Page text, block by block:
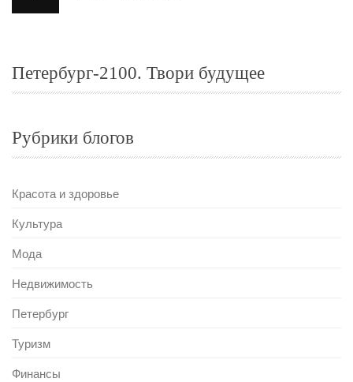
Петербург-2100. Твори будущее
Рубрики блогов
Красота и здоровье
Культура
Мода
Недвижимость
Петербург
Туризм
Финансы